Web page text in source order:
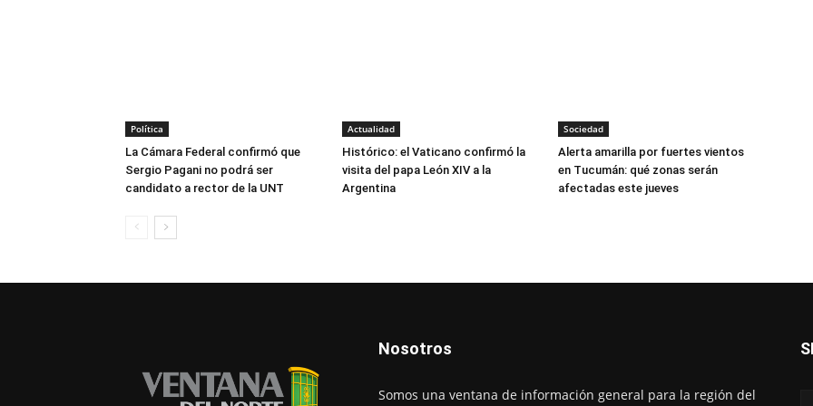
Política
La Cámara Federal confirmó que
Sergio Pagani no podrá ser
candidato a rector de la UNT
Actualidad
Histórico: el Vaticano confirmó la
visita del papa León XIV a la
Argentina
Sociedad
Alerta amarilla por fuertes vientos
en Tucumán: qué zonas serán
afectadas este jueves
Nosotros
Somos una ventana de información general para la región del